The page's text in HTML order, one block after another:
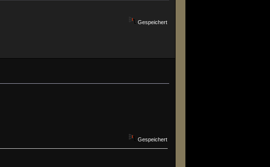
Gespeichert
Gespeichert